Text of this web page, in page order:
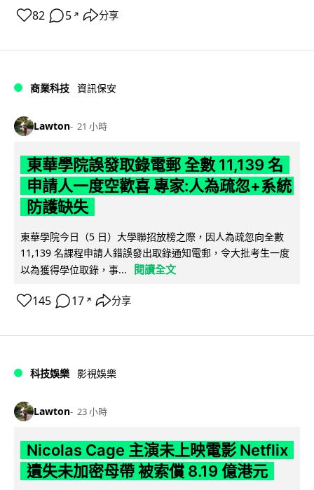
82 5 ↗ 分享
商業科技 資訊保安
Lawton 21 小時
東華學院誤發取錄電郵 全數 11,139 名
申請人一度空歡喜 專家:人為疏忽+系統
防護缺失
東華學院今日（5 日）大學聯招放榜之際，因人為疏忽向全數
11,139 名課程申請人錯誤發出取錄通知電郵，令大批考生一度
以為獲得學位取錄，事...
閱讀全文
145 17 ↗ 分享
科技娛樂 影視娛樂
Lawton 23 小時
Nicolas Cage 主演未上映電影 Netflix
遺失未加密母帶 被索償 8.19 億港元